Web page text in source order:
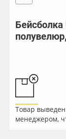
Orafol
Оплата
Рулонные
Чернила
Бейсболка
Товар
менеджером,